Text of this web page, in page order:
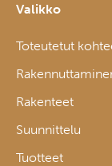
Valikko
Toteutetut
Rakenteet
Suunnittelu
Tuotteet